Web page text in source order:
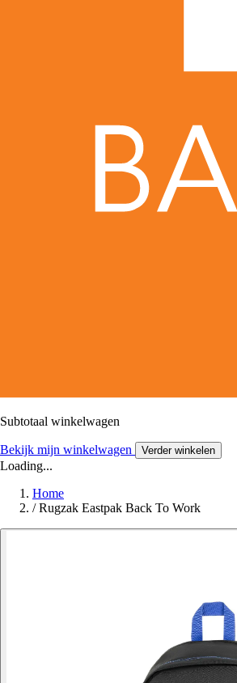
Subtotaal winkelwagen
Bekijk mijn winkelwagen Verder winkelen
Loading...
Home
/ Rugzak Eastpak Back To Work